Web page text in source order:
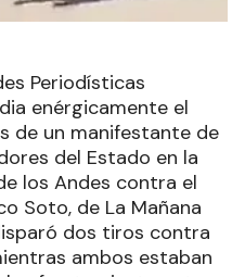
Periodísticas
enérgicamente el
de un manifestante de
del Estado en la
los Andes contra el
Soto, de La Mañana
dos tiros contra
ambos estaban